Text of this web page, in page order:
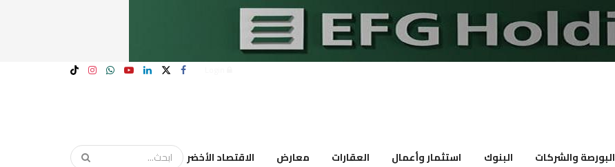
البورصة والشركات البنوك استثمار وأعمال العقارات معارض الاقتصاد الأخضر